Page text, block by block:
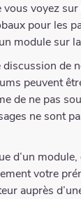
voyez
pour les
module sur
de
peuvent
de ne pas
ne sont
d’un module,
votre
auprès